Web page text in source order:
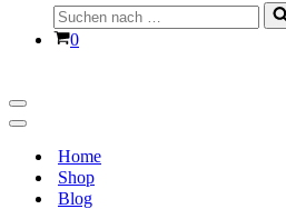
Suchen
nach …
Warenkorb
0
Navigationsmenü
Navigationsmenü
Home
Shop
Blog